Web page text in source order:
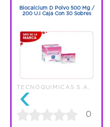
‹
Biocalcium D Polvo 500 Mg /
200 U.I Caja Con 30 Sobres
TECNOQUIMICAS S.A.
0